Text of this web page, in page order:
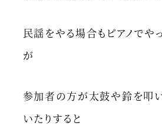
民謡をやる場合もピアノでや
が
参加者の方が太鼓や鈴を叩
いたりすると